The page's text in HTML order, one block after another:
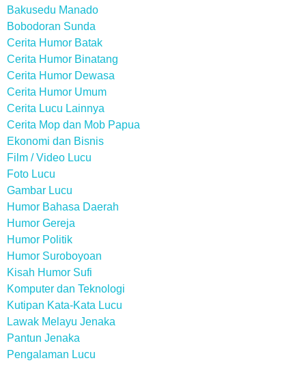
Bakusedu Manado
Bobodoran Sunda
Cerita Humor Batak
Cerita Humor Binatang
Cerita Humor Dewasa
Cerita Humor Umum
Cerita Lucu Lainnya
Cerita Mop dan Mob Papua
Ekonomi dan Bisnis
Film / Video Lucu
Foto Lucu
Gambar Lucu
Humor Bahasa Daerah
Humor Gereja
Humor Politik
Humor Suroboyoan
Kisah Humor Sufi
Komputer dan Teknologi
Kutipan Kata-Kata Lucu
Lawak Melayu Jenaka
Pantun Jenaka
Pengalaman Lucu